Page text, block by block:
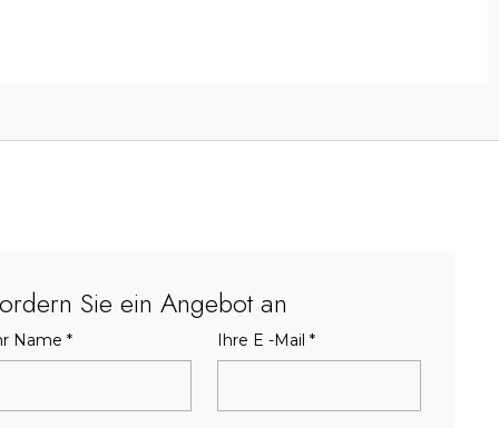
Sie ein Angebot an
Name * Ihre E -Mail *